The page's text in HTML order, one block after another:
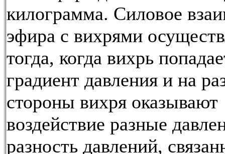
килограмма. Силовое
эфира с вихрями
тогда, когда вихрь
градиент давления и на
стороны вихря оказывают
воздействие разные
разность давлений,